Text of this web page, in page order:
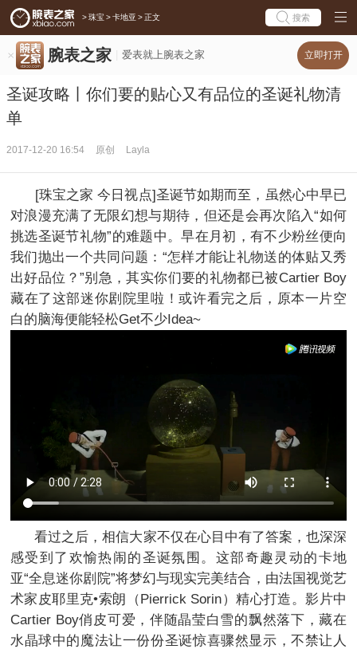
> 珠宝 > 卡地亚 > 正文 搜索
腕表之家 爱表就上腕表之家 立即打开
圣诞攻略丨你们要的贴心又有品位的圣诞礼物清
单
2017-12-20 16:54 原创 Layla
[珠宝之家 今日视点]圣诞节如期而至，虽然心中早已
对浪漫充满了无限幻想与期待，但还是会再次陷入“如何
挑选圣诞节礼物”的难题中。早在月初，有不少粉丝便向
我们抛出一个共同问题：“怎样才能让礼物送的体贴又秀
出好品位？”别急，其实你们要的礼物都已被Cartier Boy
藏在了这部迷你剧院里啦！或许看完之后，原本一片空
白的脑海便能轻松Get不少Idea~
看过之后，相信大家不仅在心目中有了答案，也深深
感受到了欢愉热闹的圣诞氛围。这部奇趣灵动的卡地
亚“全息迷你剧院”将梦幻与现实完美结合，由法国视觉艺
术家皮耶里克•索朗（Pierrick Sorin）精心打造。影片中
Cartier Boy俏皮可爱，伴随晶莹白雪的飘然落下，藏在
水晶球中的魔法让一份份圣诞惊喜骤然显示，不禁让人